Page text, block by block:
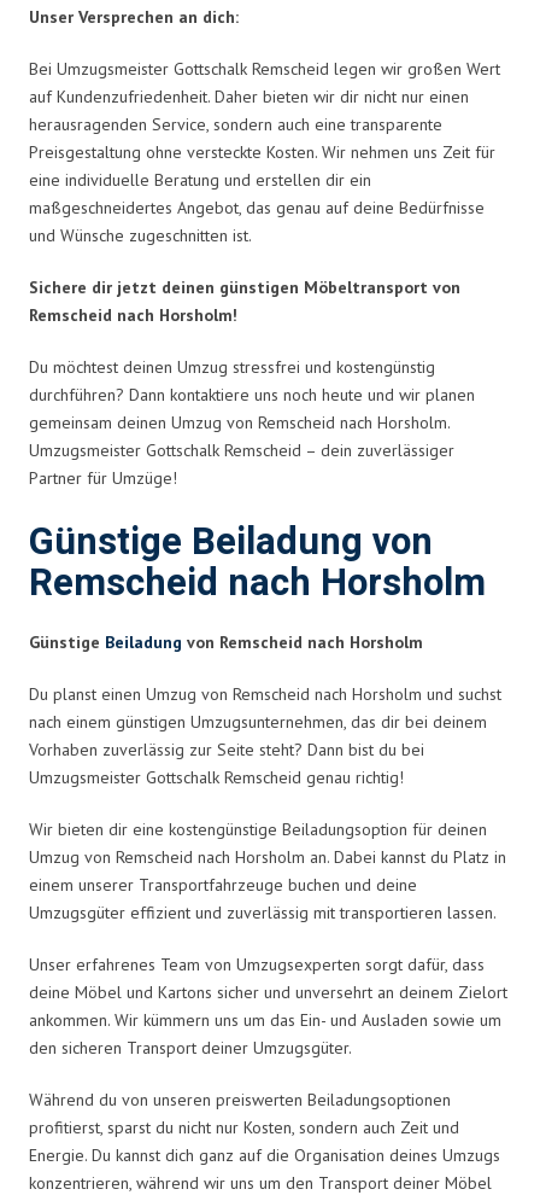
Unser Versprechen an dich:
Bei Umzugsmeister Gottschalk Remscheid legen wir großen Wert
auf Kundenzufriedenheit. Daher bieten wir dir nicht nur einen
herausragenden Service, sondern auch eine transparente
Preisgestaltung ohne versteckte Kosten. Wir nehmen uns Zeit für
eine individuelle Beratung und erstellen dir ein
maßgeschneidertes Angebot, das genau auf deine Bedürfnisse
und Wünsche zugeschnitten ist.
Sichere dir jetzt deinen günstigen Möbeltransport von
Remscheid nach Horsholm!
Du möchtest deinen Umzug stressfrei und kostengünstig
durchführen? Dann kontaktiere uns noch heute und wir planen
gemeinsam deinen Umzug von Remscheid nach Horsholm.
Umzugsmeister Gottschalk Remscheid – dein zuverlässiger
Partner für Umzüge!
Günstige Beiladung von
Remscheid nach Horsholm
Günstige Beiladung von Remscheid nach Horsholm
Du planst einen Umzug von Remscheid nach Horsholm und suchst
nach einem günstigen Umzugsunternehmen, das dir bei deinem
Vorhaben zuverlässig zur Seite steht? Dann bist du bei
Umzugsmeister Gottschalk Remscheid genau richtig!
Wir bieten dir eine kostengünstige Beiladungsoption für deinen
Umzug von Remscheid nach Horsholm an. Dabei kannst du Platz in
einem unserer Transportfahrzeuge buchen und deine
Umzugsgüter effizient und zuverlässig mit transportieren lassen.
Unser erfahrenes Team von Umzugsexperten sorgt dafür, dass
deine Möbel und Kartons sicher und unversehrt an deinem Zielort
ankommen. Wir kümmern uns um das Ein- und Ausladen sowie um
den sicheren Transport deiner Umzugsgüter.
Während du von unseren preiswerten Beiladungsoptionen
profitierst, sparst du nicht nur Kosten, sondern auch Zeit und
Energie. Du kannst dich ganz auf die Organisation deines Umzugs
konzentrieren, während wir uns um den Transport deiner Möbel